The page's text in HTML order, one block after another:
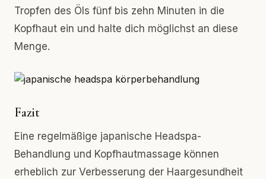
Tropfen des Öls fünf bis zehn Minuten in die
Kopfhaut ein und halte dich möglichst an diese
Menge.
Fazit
Eine regelmäßige japanische Headspa-
Behandlung und Kopfhautmassage können
erheblich zur Verbesserung der Haargesundheit